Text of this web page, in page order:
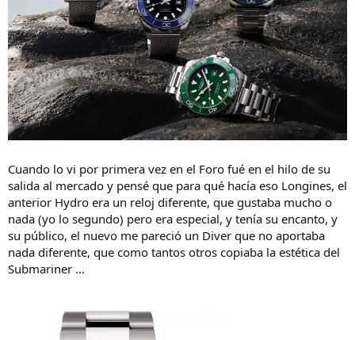
Cuando lo vi por primera vez en el Foro fué en el hilo de su
salida al mercado y pensé que para qué hacía eso Longines, el
anterior Hydro era un reloj diferente, que gustaba mucho o
nada (yo lo segundo) pero era especial, y tenía su encanto, y
su público, el nuevo me pareció un Diver que no aportaba
nada diferente, que como tantos otros copiaba la estética del
Submariner ...